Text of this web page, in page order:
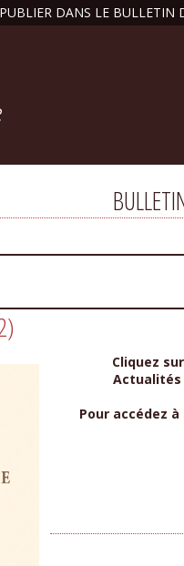
PUBLIER DANS LE BULLETIN
Cliquez
Actualités
Pour accédez